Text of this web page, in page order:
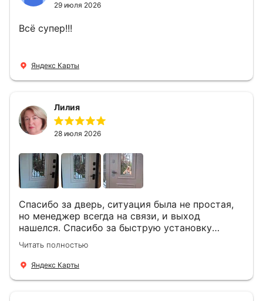
29 июля 2026
Всё супер!!!
Яндекс Карты
Лилия
28 июля 2026
Спасибо за дверь, ситуация была не простая,
но менеджер всегда на связи, и выход
нашелся. Спасибо за быструю установку
Роману, один и привёз, и установил. Надеюсь,
что дверь нам долго послужит
Читать полностью
Яндекс Карты